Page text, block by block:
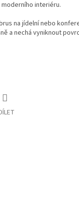
interiéru.
na jídelní nebo
a nechá vyniknout